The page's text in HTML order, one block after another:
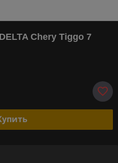
Chery Tiggo 7